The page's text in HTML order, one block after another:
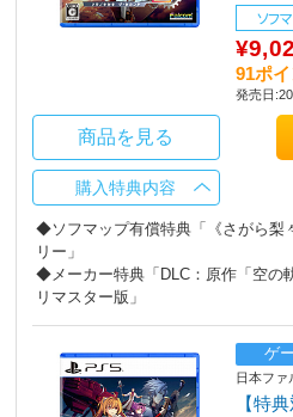
ソフ
91ポ
発売日
商品を見る
購入特典内容
◆ソフマップ有償特典「《さがら梨
リー」
◆メーカー特典「DLC：原作「空の
リマスター版」
ゲ
日本ファ
【特